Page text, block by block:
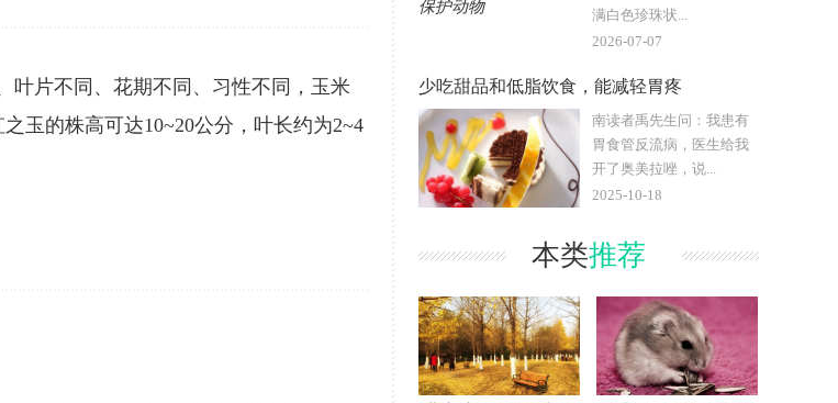
叶片不同、花期不同、习性不同，玉米
玉的株高可达10~20公分，叶长约为2~4
满白色珍珠状...
2026-07-07
少吃甜品和低脂饮食，能减轻胃疼
南读者禹先生问：我患有
胃食管反流病，医生给我
开了奥美拉唑，说...
2025-10-18
本类推荐